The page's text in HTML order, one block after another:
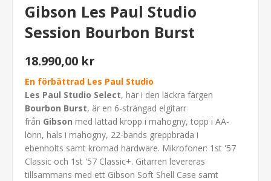
Gibson Les Paul Studio
Session Bourbon Burst
18.990,00 kr
En förbättrad Les Paul Studio
Les Paul Studio Select, här i den läckra färgen
Bourbon Burst, är en 6-strängad elgitarr
från Gibson med lättad kropp i mahogny, topp i AA-
lönn, hals i mahogny, 22-bands greppbräda i
ebenholts samt kromad hardware. Mikrofoner: 1st '57
Classic och 1st '57 Classic+. Gitarren levereras
tillsammans med ett Gibson Soft Shell Case samt